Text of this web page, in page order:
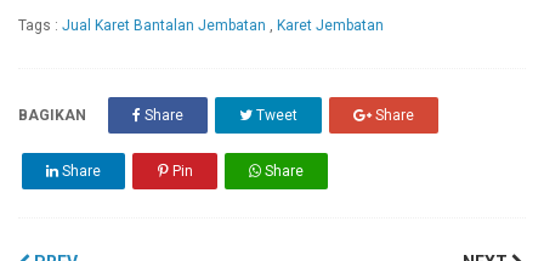
Tags : Jual Karet Bantalan Jembatan , Karet Jembatan
BAGIKAN Share Tweet Share
Share Pin Share